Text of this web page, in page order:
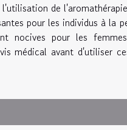
de
pour les individus à la
nocives pour les
médical avant d'utiliser